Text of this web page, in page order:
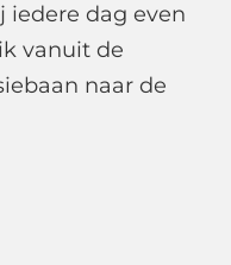
iedere dag even
vanuit de
naar de